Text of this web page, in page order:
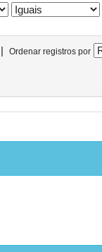
| Ordenar registros por